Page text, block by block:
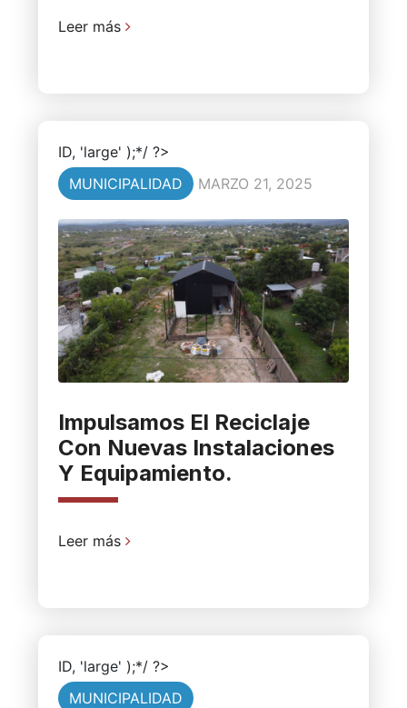
Leer más
ID, 'large' );*/ ?>
MUNICIPALIDAD
MARZO 21, 2025
Impulsamos El Reciclaje
Con Nuevas Instalaciones
Y Equipamiento.
Leer más
ID, 'large' );*/ ?>
MUNICIPALIDAD